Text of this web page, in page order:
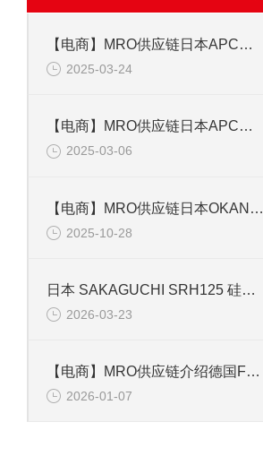
【电商】MRO供应链日本APC施耐德插拔式继电器 RXM4LB2BD
2025-03-24
【电商】MRO供应链日本APC施耐德XS612B1MAU20电感型接近开关圆柱型
2025-03-06
【电商】MRO供应链日本OKANO冈野 真空 APG-SENSOR PSG 18
2025-10-28
日本 SAKAGUCHI SRH125 硅橡胶加热器：柔性发热与严苛环境适配技术
2026-03-23
【电商】MRO供应链介绍德国FSG 电位计 1700Z04-096.07300
2026-01-07